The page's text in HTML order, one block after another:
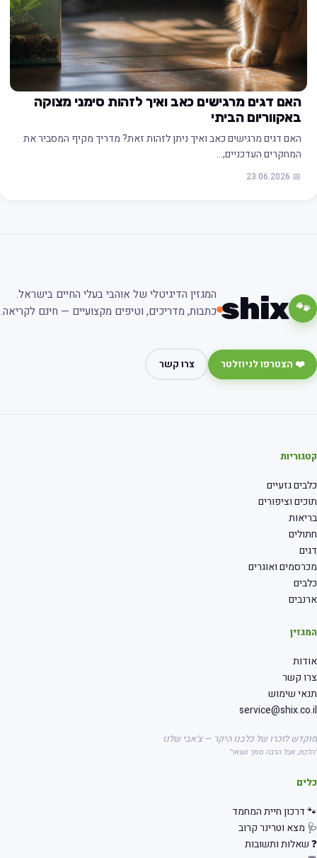
האם דגים מרגישים כאב ואיך לזהות סימני מצוקה
באקווריום הביתי
האם דגים מרגישים כאב ואיך ניתן לזהות זאת? מדריך מקיף המסביר את
המחקרים העדכניים,…
📅 23.06.2026
🐾
shix המגזין הדיגיטלי של אוהבי בעלי החיים בישראל.
כתבות, מדריכים, וטיפים מקצועיים — חינם לקריאה.
❤️ הצטרפו לניוזלטר צרו קשר
קטגוריות
כלבים גזעיים
תוכים וציפורים
בריאות
חתולים
דגים
מכרסמים ואוגרים
כלבים
ארנבים
המגזין
אודות
צרו קשר
תנאי שימוש
service@shix.co.il
מוקדש לזכרו של כלבנו היקר — צ'אבי שלנו
"הלכת, אבל הרבה ממך נשאר"
כלים
🐾 דרכון חיית המחמד
🩺 מצא וטרינר קרוב
❓ שאלות ותשובות